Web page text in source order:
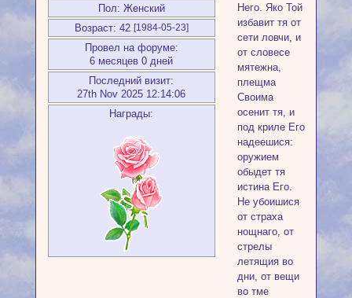
Пол: Женский
Возраст: 42 [1984-05-23]
Провел на форуме:
6 месяцев 0 дней
Последний визит:
27th Nov 2025 12:14:06
Награды:
Него. Яко Той
избавит тя от
сети ловчи, и
от словесе
мятежна,
плещма
Своима
осенит тя, и
под криле Его
надеешися:
оружием
обыдет тя
истина Его.
Не убоишися
от страха
нощнаго, от
стрелы
летящия во
дни, от вещи
во тме